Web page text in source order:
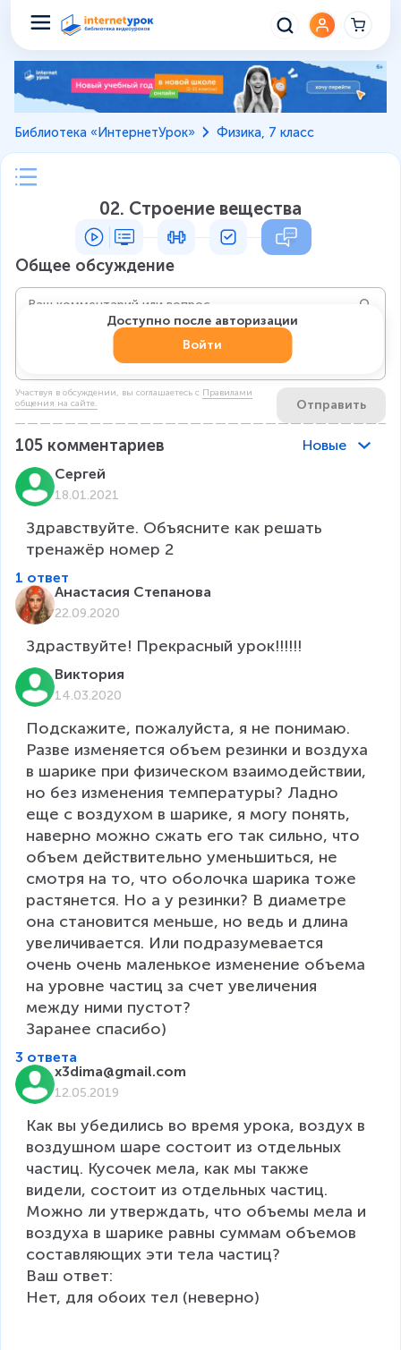
Библиотека «ИнтернетУрок» Физика, 7 класс
02. Строение вещества
Общее обсуждение
Участвуя в обсуждении, вы соглашаетесь c Правилами
общения на сайте.
Отправить
Доступно после авторизации
Войти
105 комментариев
Новые
Сергей
18.01.2021
Здравствуйте. Объясните как решать
тренажёр номер 2
1 ответ
Анастасия Степанова
22.09.2020
Здраствуйте! Прекрасный урок!!!!!!
Виктория
14.03.2020
Подскажите, пожалуйста, я не понимаю.
Разве изменяется объем резинки и воздуха
в шарике при физическом взаимодействии,
но без изменения температуры? Ладно
еще с воздухом в шарике, я могу понять,
наверно можно сжать его так сильно, что
объем действительно уменьшиться, не
смотря на то, что оболочка шарика тоже
растянется. Но а у резинки? В диаметре
она становится меньше, но ведь и длина
увеличивается. Или подразумевается
очень очень маленькое изменение объема
на уровне частиц за счет увеличения
между ними пустот?
Заранее спасибо)
3 ответа
x3dima@gmail.com
12.05.2019
Как вы убедились во время урока, воздух в
воздушном шаре состоит из отдельных
частиц. Кусочек мела, как мы также
видели, состоит из отдельных частиц.
Можно ли утверждать, что объемы мела и
воздуха в шарике равны суммам объемов
составляющих эти тела частиц?
Ваш ответ:
Нет, для обоих тел (неверно)